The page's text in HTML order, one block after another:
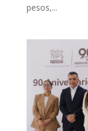
pesos,...